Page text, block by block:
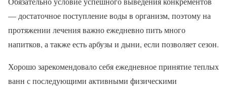
— достаточное поступление воды в организм, поэтому на
протяжении лечения важно ежедневно пить много
напитков, а также есть арбузы и дыни, если позволяет сезон.
Хорошо зарекомендовало себя ежедневное принятие теплых
ванн с последующими активными физическими